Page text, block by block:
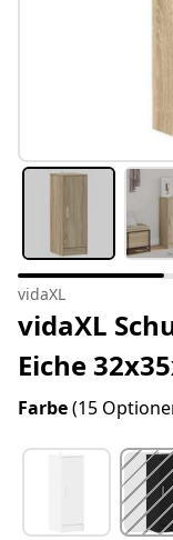
vidaXL
vidaXL
Eiche
Farbe(15